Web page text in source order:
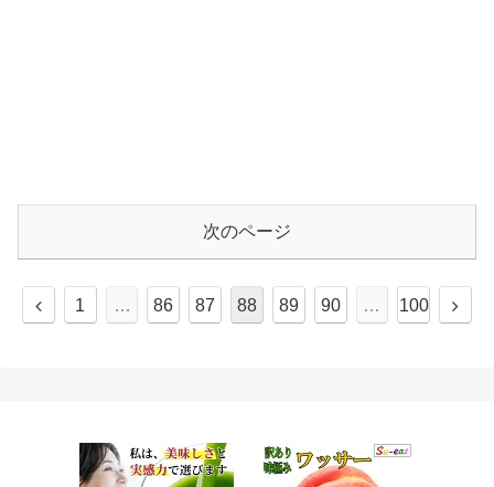
次のページ
1 … 86 87 88 89 90 … 100